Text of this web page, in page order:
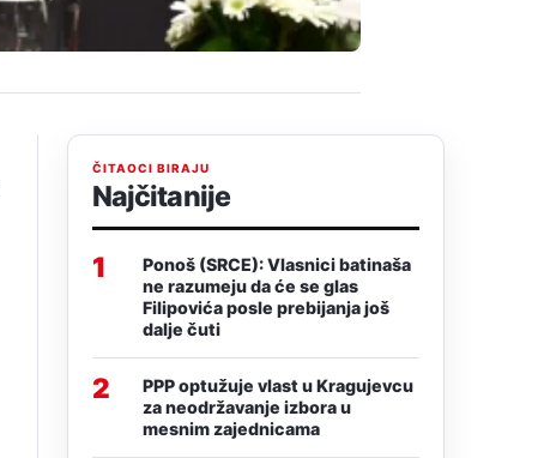
ČITAOCI BIRAJU
Najčitanije
1
Ponoš (SRCE): Vlasnici batinaša
ne razumeju da će se glas
Filipovića posle prebijanja još
dalje čuti
2
PPP optužuje vlast u Kragujevcu
za neodržavanje izbora u
mesnim zajednicama